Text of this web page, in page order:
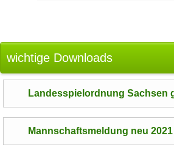
wichtige Downloads
Landesspielordnung Sachsen
Mannschaftsmeldung neu 2021